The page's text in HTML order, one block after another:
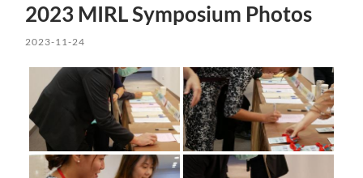
2023 MIRL Symposium Photos
2023-11-24